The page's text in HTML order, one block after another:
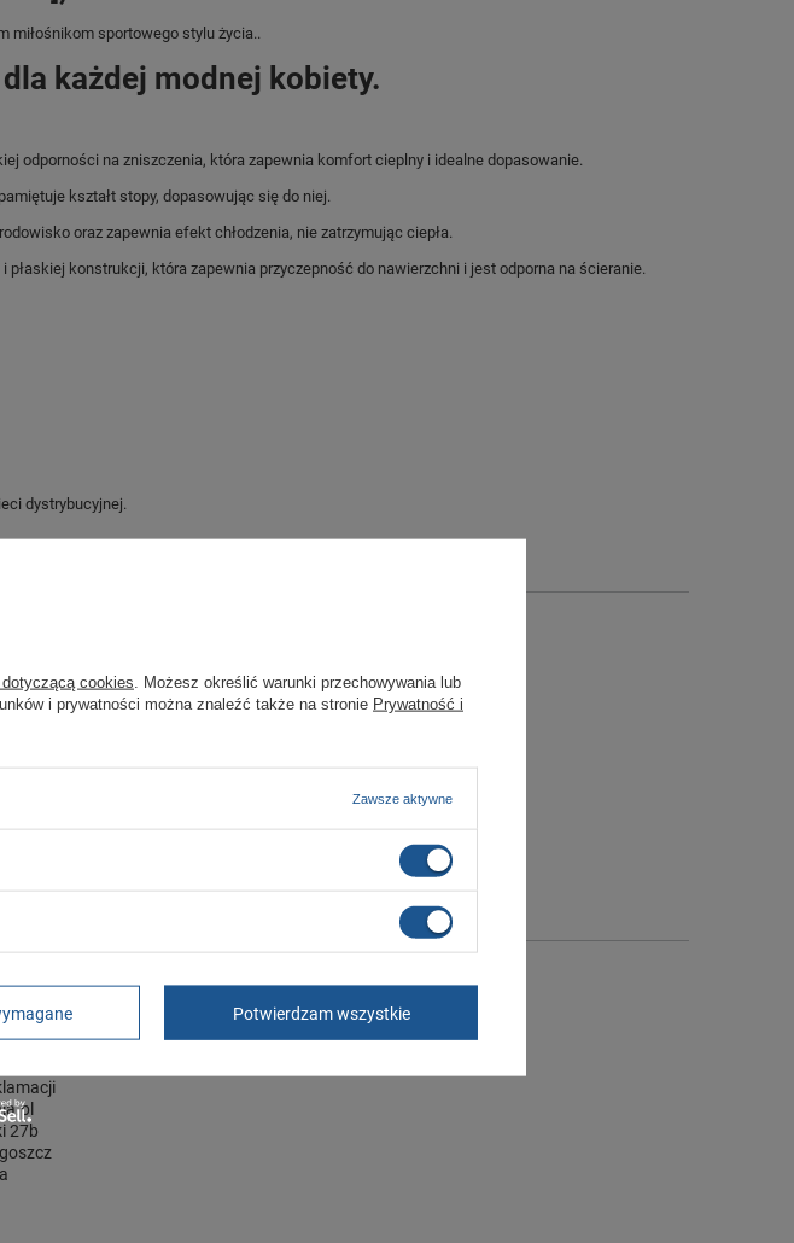
miłośnikom sportowego stylu życia..
każdej modnej kobiety.
odporności na zniszczenia, która zapewnia komfort cieplny i idealne dopasowanie.
kształt stopy, dopasowując się do niej.
oraz zapewnia efekt chłodzenia, nie zatrzymując ciepła.
konstrukcji, która zapewnia przyczepność do nawierzchni i jest odporna na ścieranie.
dystrybucyjnej.
Gwarancja
tytułu rękojmi
27b
cookies . Możesz określić warunki przechowywania lub
i prywatności można znaleźć także na stronie Prywatność i
Zawsze aktywne
Potwierdzam wszystkie